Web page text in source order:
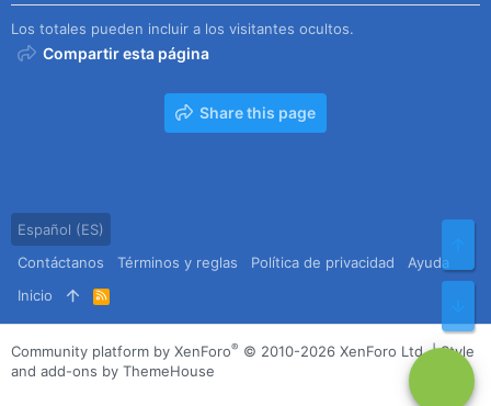
Los totales pueden incluir a los visitantes ocultos.
Compartir esta página
Share this page
Español (ES)
Contáctanos
Términos y reglas Política de privacidad
Ayuda
Inicio
R
S
S
Community platform by XenForo® © 2010-2026 XenForo Ltd. |Style
and add-ons by ThemeHouse